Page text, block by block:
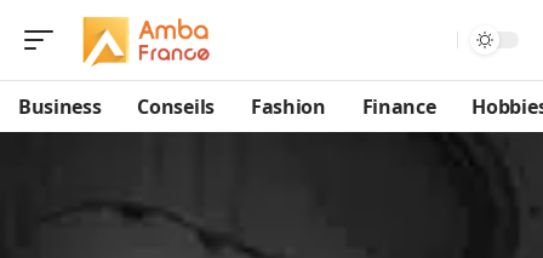
Business Conseils Fashion Finance